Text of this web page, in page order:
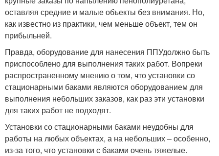
оставляя средние и малые объекты без внимания. Но,
как известно из практики, чем меньше объект, тем он
прибыльней.
Правда, оборудование для нанесения ППУдолжно быть
приспособлено для выполнения таких работ. Вопреки
распространенному мнению о том, что установки со
стационарными баками являются оборудованием для
выполнения небольших заказов, как раз эти установки
для таких работ не подходят.
Установки со стационарными баками неудобны для
работы на любых объектах, а на небольших – особенно,
из-за того, что установки с баками очень тяжелые.